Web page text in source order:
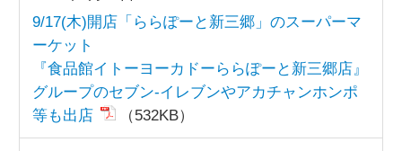
9/17(木)開店「ららぽーと新三郷」のスーパーマ
ーケット
『食品館イトーヨーカドーららぽーと新三郷店』
グループのセブン-イレブンやアカチャンホンポ
等も出店
（532KB）